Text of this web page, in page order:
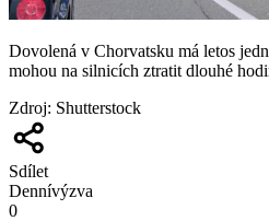
Dovolená v Chorvatsku má letos
mohou na silnicích ztratit dlouhé
Zdroj: Shutterstock
Sdílet
Dennívýzva
0